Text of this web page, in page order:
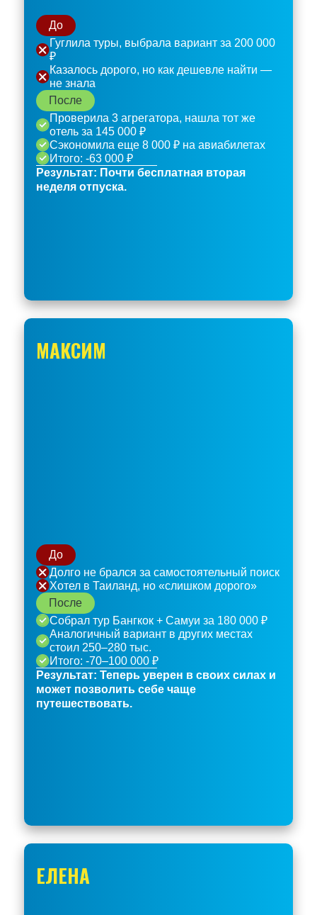
До
Гуглила туры, выбрала вариант за 200 000
₽
Казалось дорого, но как дешевле найти —
не знала
После
Проверила 3 агрегатора, нашла тот же
отель за 145 000 ₽
Сэкономила еще 8 000 ₽ на авиабилетах
Итого: -63 000 ₽
Результат: Почти бесплатная вторая
неделя отпуска.
МАКСИМ
До
Долго не брался за самостоятельный поиск
Хотел в Таиланд, но «слишком дорого»
После
Собрал тур Бангкок + Самуи за 180 000 ₽
Аналогичный вариант в других местах
стоил 250–280 тыс.
Итого: -70–100 000 ₽
Результат: Теперь уверен в своих силах и
может позволить себе чаще
путешествовать.
ЕЛЕНА